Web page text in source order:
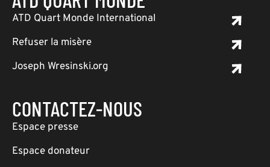
ATD Quart Monde International
Refuser la misère
Joseph Wresinski.org
CONTACTEZ-NOUS
Espace presse
Espace donateur